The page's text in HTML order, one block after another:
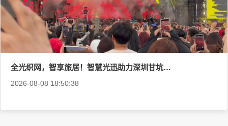
全光织网，智享旅居！智慧光迅助力深圳甘坑古镇丽呈酒店完成全光网络升级
2026-08-08 18:50:38